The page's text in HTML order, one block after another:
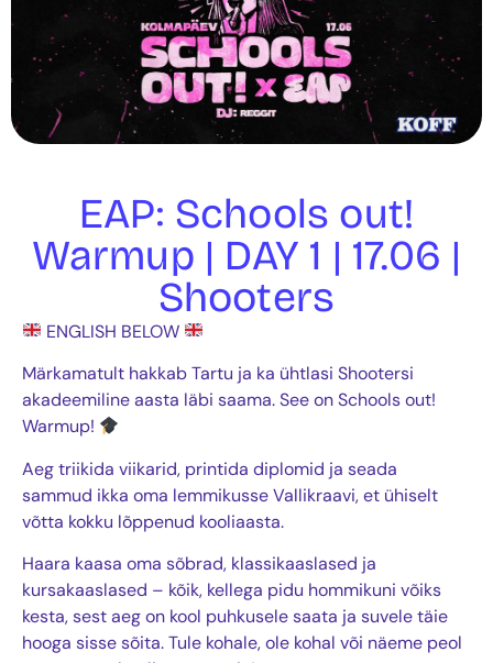
EAP: Schools out!
Warmup | DAY 1 | 17.06 |
Shooters
ENGLISH BELOW
Märkamatult hakkab Tartu ja ka ühtlasi Shootersi
akadeemiline aasta läbi saama. See on Schools out!
Warmup!
Aeg triikida viikarid, printida diplomid ja seada
sammud ikka oma lemmikusse Vallikraavi, et ühiselt
võtta kokku lõppenud kooliaasta.
Haara kaasa oma sõbrad, klassikaaslased ja
kursakaaslased – kõik, kellega pidu hommikuni võiks
kesta, sest aeg on kool puhkusele saata ja suvele täie
hooga sisse sõita. Tule kohale, ole kohal või näeme peol